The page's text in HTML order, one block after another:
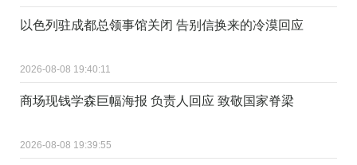
以色列驻成都总领事馆关闭 告别信换来的冷漠回应
2026-08-08 19:40:11
商场现钱学森巨幅海报 负责人回应 致敬国家脊梁
2026-08-08 19:39:55